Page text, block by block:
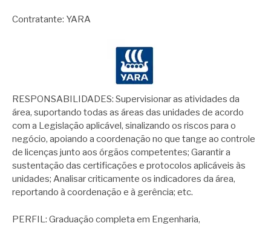
Contratante: YARA
RESPONSABILIDADES: Supervisionar as atividades da
área, suportando todas as áreas das unidades de acordo
com a Legislação aplicável, sinalizando os riscos para o
negócio, apoiando a coordenação no que tange ao controle
de licenças junto aos órgãos competentes; Garantir a
sustentação das certificações e protocolos aplicáveis às
unidades; Analisar criticamente os indicadores da área,
reportando à coordenação e à gerência; etc.
PERFIL: Graduação completa em Engenharia,